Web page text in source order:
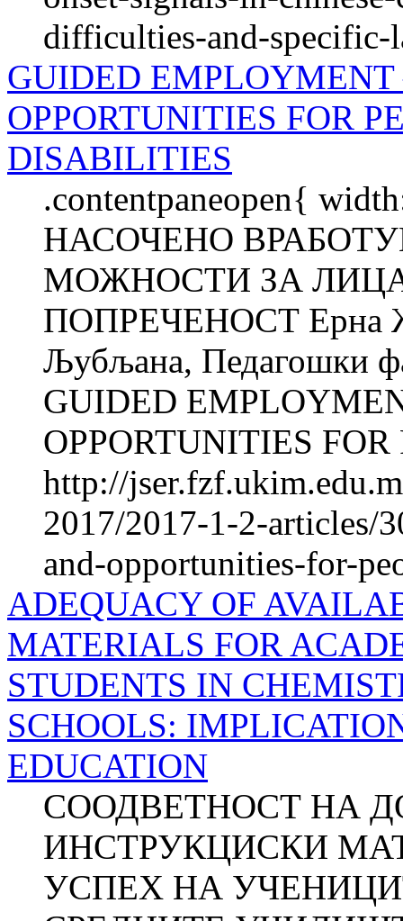
difficulties-and-specific-
GUIDED
OPPORTUNITIES FOR
DISABILITIES
.contentpaneopen{
НАСОЧЕНО
МОЖНОСТИ ЗА
ПОПРЕЧЕНОСТ Ерна
Љубљана, Педагошки
GUIDED
OPPORTUNITIES FOR
http://
2017/2017-1-2-articles/
and-opportunities-for-
ADEQUACY OF
MATERIALS FOR
STUDENTS IN
SCHOOLS:
EDUCATION
СООДВЕТНОСТ НА
ИНСТРУКЦИСКИ
УСПЕХ НА